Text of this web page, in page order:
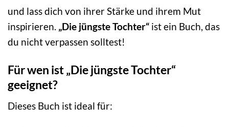
und lass dich von ihrer Stärke und ihrem Mut
inspirieren. „Die jüngste Tochter“ ist ein Buch, das
du nicht verpassen solltest!
Für wen ist „Die jüngste Tochter“
geeignet?
Dieses Buch ist ideal für: